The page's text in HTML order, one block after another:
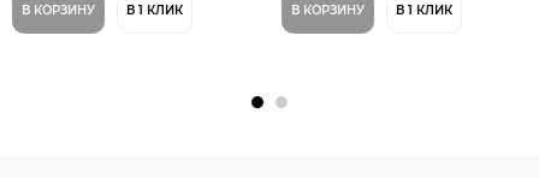
В КОРЗИНУ В 1 КЛИК В КОРЗИНУ В 1 КЛИК